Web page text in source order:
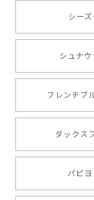
ったです。
ましたが、商
い。ありがと
シーズ
シュナウ
フレンチブ
ダックス
パピヨ